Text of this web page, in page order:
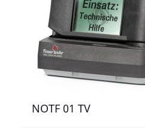
NOTF 01 TV